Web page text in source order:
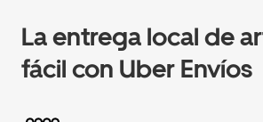
La entrega local de
fácil con Uber Envíos